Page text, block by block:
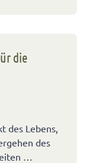
die
des Lebens,
des
…